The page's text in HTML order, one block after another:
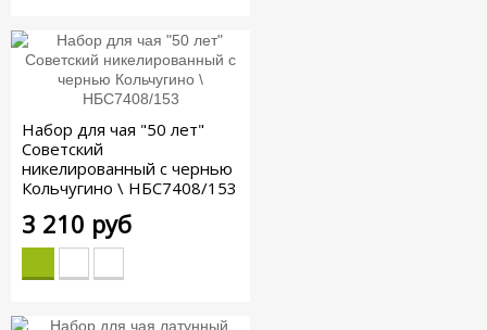
Набор для чая "50 лет"
Советский
никелированный с чернью
Кольчугино \ НБС7408/153
3 210 руб